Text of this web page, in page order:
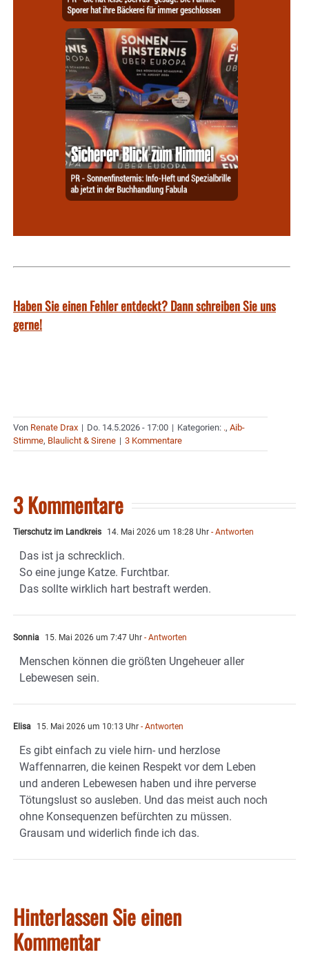
Haben Sie einen Fehler entdeckt? Dann schreiben Sie uns
gerne!
Von Renate Drax | Do. 14.5.2026 - 17:00 | Kategorien: ., Aib-
Stimme, Blaulicht & Sirene | 3 Kommentare
3 Kommentare
Tierschutz im Landkreis 14. Mai 2026 um 18:28 Uhr - Antworten
Das ist ja schrecklich.
So eine junge Katze. Furchtbar.
Das sollte wirklich hart bestraft werden.
Sonnia 15. Mai 2026 um 7:47 Uhr - Antworten
Menschen können die größten Ungeheuer aller
Lebewesen sein.
Elisa 15. Mai 2026 um 10:13 Uhr - Antworten
Es gibt einfach zu viele hirn- und herzlose
Waffennarren, die keinen Respekt vor dem Leben
und anderen Lebewesen haben und ihre perverse
Tötungslust so ausleben. Und das meist auch noch
ohne Konsequenzen befürchten zu müssen.
Grausam und widerlich finde ich das.
Hinterlassen Sie einen
Kommentar